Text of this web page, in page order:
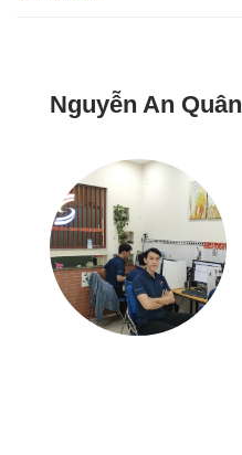
Nguyễn An Quân